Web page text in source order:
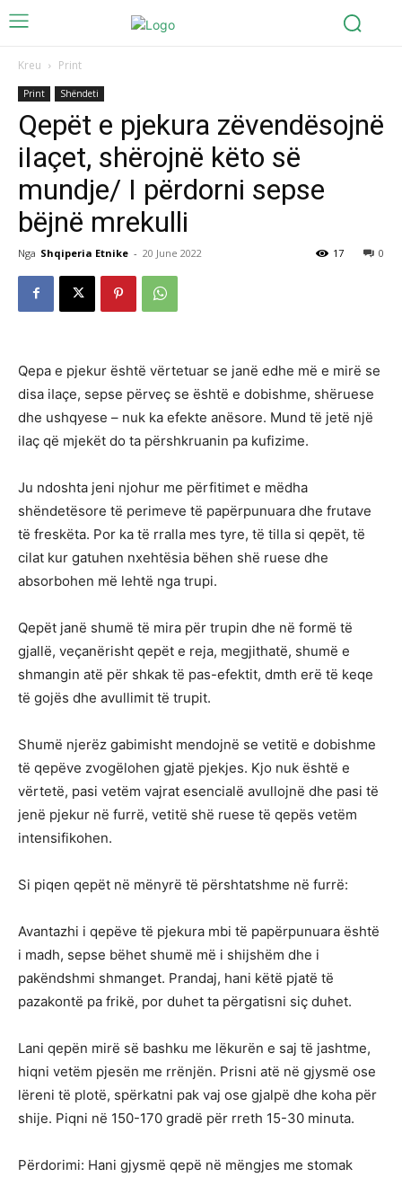
Kreu Print
Print Shëndeti
Qepët e pjekura zëvendësojnë
iIaçet, shërojnë këto së
mundje/ I përdorni sepse
bëjnë mrekulli
Nga Shqiperia Etnike - 20 June 2022 0
17
Qepa e pjekur është vërtetuar se janë edhe më e mirë se
disa iIaçe, sepse përveç se është e dobishme, shëruese
dhe ushqyese – nuk ka efekte anësore. Mund të jetë një
iIaç që mjekët do ta përshkruanin pa kufizime.
Ju ndoshta jeni njohur me përfitimet e mëdha
shëndetësore të perimeve të papërpunuara dhe frutave
të freskëta. Por ka të rralla mes tyre, të tilla si qepët, të
cilat kur gatuhen nxehtësia bëhen shë ruese dhe
absorbohen më lehtë nga trupi.
Qepët janë shumë të mira për trupin dhe në formë të
gjallë, veçanërisht qepët e reja, megjithatë, shumë e
shmangin atë për shkak të pas-efektit, dmth erë të keqe
të gojës dhe avullimit të trupit.
Shumë njerëz gabimisht mendojnë se vetitë e dobishme
të qepëve zvogëlohen gjatë pjekjes. Kjo nuk është e
vërtetë, pasi vetëm vajrat esencialë avullojnë dhe pasi të
jenë pjekur në furrë, vetitë shë ruese të qepës vetëm
intensifikohen.
Si piqen qepët në mënyrë të përshtatshme në furrë:
Avantazhi i qepëve të pjekura mbi të papërpunuara është
i madh, sepse bëhet shumë më i shijshëm dhe i
pakëndshmi shmanget. Prandaj, hani këtë pjatë të
pazakontë pa frikë, por duhet ta përgatisni siç duhet.
Lani qepën mirë së bashku me lëkurën e saj të jashtme,
hiqni vetëm pjesën me rrënjën. Prisni atë në gjysmë ose
lëreni të plotë, spërkatni pak vaj ose gjalpë dhe koha për
shije. Piqni në 150-170 gradë për rreth 15-30 minuta.
Përdorimi: Hani gjysmë qepë në mëngjes me stomak